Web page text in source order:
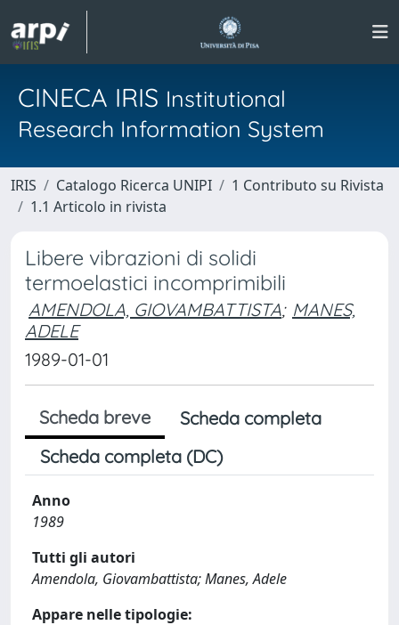
CINECA IRIS Institutional
Research Information System
IRIS Catalogo Ricerca UNIPI
1 Contributo su Rivista
1.1 Articolo in rivista
Libere vibrazioni di solidi
termoelastici incomprimibili
AMENDOLA, GIOVAMBATTISTA; MANES,
ADELE
1989-01-01
Scheda breve
Scheda completa
Scheda completa (DC)
Anno
1989
Tutti gli autori
Amendola, Giovambattista; Manes, Adele
Appare nelle tipologie: